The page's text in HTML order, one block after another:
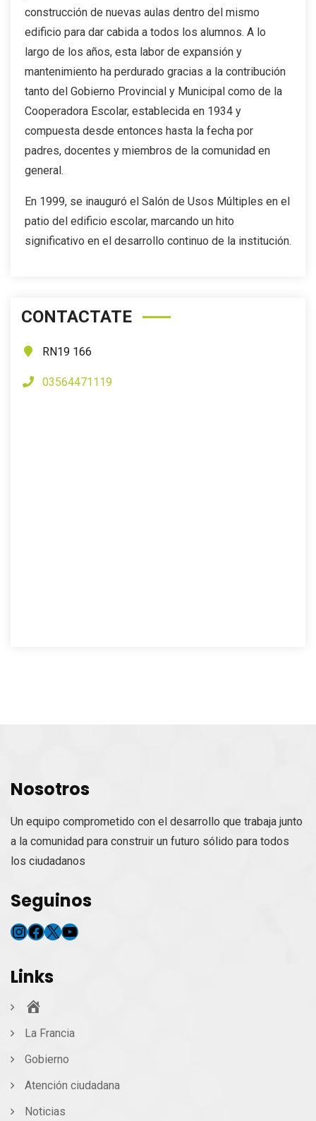
CONTACTATE
RN19 166
03564471119
construcción de nuevas aulas dentro del mismo
edificio para dar cabida a todos los alumnos. A lo
largo de los años, esta labor de expansión y
mantenimiento ha perdurado gracias a la contribución
tanto del Gobierno Provincial y Municipal como de la
Cooperadora Escolar, establecida en 1934 y
compuesta desde entonces hasta la fecha por
padres, docentes y miembros de la comunidad en
general.
En 1999, se inauguró el Salón de Usos Múltiples en el
patio del edificio escolar, marcando un hito
significativo en el desarrollo continuo de la institución.
Nosotros
Un equipo comprometido con el desarrollo que trabaja junto
a la comunidad para construir un futuro sólido para todos
los ciudadanos
Seguinos
Instagram
Facebook
X YouTube
Links
La Francia
Gobierno
Atención ciudadana
Noticias